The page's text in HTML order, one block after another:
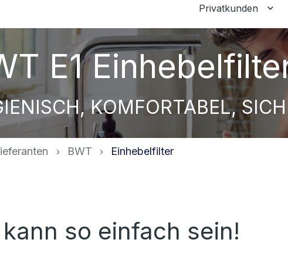
Privatkunden
E1
KOMFORTABEL,
BWT Einhebelfilter
so einfach sein!